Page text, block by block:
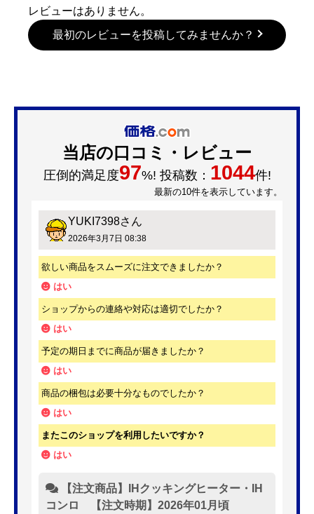
レビューはありません。
最初のレビューを投稿してみませんか？
当店の口コミ・レビュー
圧倒的満足度97%! 投稿数： 1044件!
最新の10件を表示しています。
YUKI7398さん
2026年3月7日 08:38
欲しい商品をスムーズに注文できましたか？
はい
ショップからの連絡や対応は適切でしたか？
はい
予定の期日までに商品が届きましたか？
はい
商品の梱包は必要十分なものでしたか？
はい
またこのショップを利用したいですか？
はい
【注文商品】IHクッキングヒーター・IH
コンロ 【注文時期】2026年01月頃